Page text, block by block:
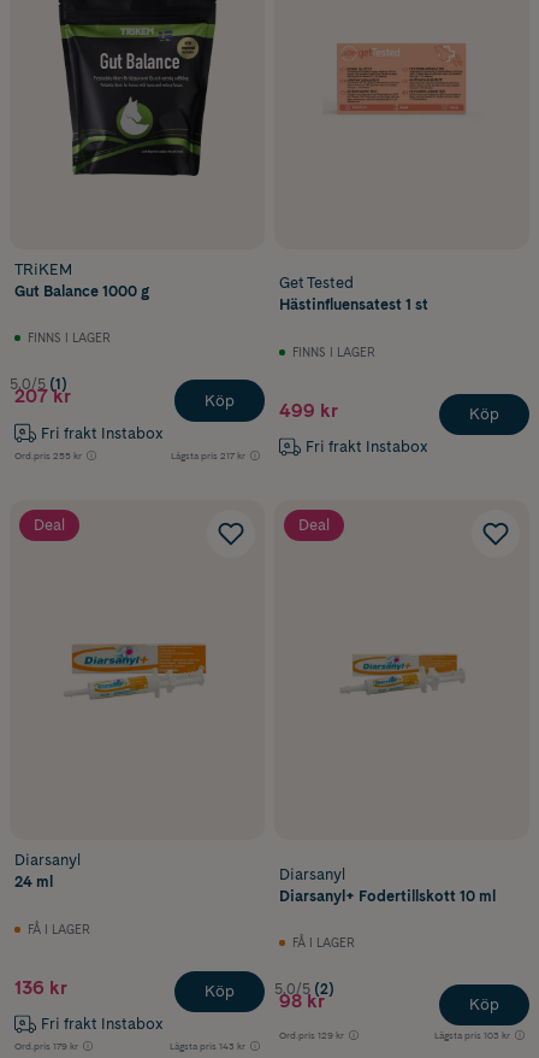
TRiKEM
Gut Balance 1000 g
FINNS I LAGER
5.0/5 (1)
207 kr
Fri frakt Instabox
Ord.pris 255 kr Lägsta pris 217 kr
Köp
Get Tested
Hästinfluensatest 1 st
FINNS I LAGER
499 kr
Fri frakt Instabox
Köp
Deal
Diarsanyl
24 ml
FÅ I LAGER
136 kr
Fri frakt Instabox
Ord.pris 179 kr Lägsta pris 143 kr
Köp
Deal
Diarsanyl
Diarsanyl+ Fodertillskott 10 ml
FÅ I LAGER
5.0/5 (2)
98 kr
Ord.pris 129 kr Lägsta pris 103 kr
Köp